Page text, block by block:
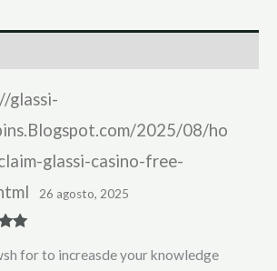
glassi-
2025/08/ho
glassi-casino-free-
26 agosto, 2025
for to increasde your knowledge